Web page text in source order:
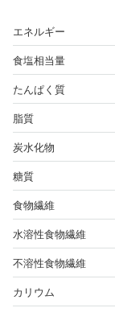
エネルギー
食塩相当量
たんぱく質
脂質
炭水化物
糖質
食物繊維
水溶性食物繊維
不溶性食物繊維
カリウム